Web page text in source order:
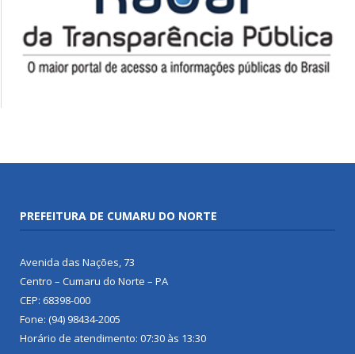
PREFEITURA DE CUMARU DO NORTE
Avenida das Nações, 73
Centro – Cumaru do Norte – PA
CEP: 68398-000
Fone: (94) 98434-2005
Horário de atendimento: 07:30 às 13:30